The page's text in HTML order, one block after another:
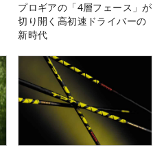
プロギアの「4層フェース」が
切り開く高初速ドライバーの
新時代